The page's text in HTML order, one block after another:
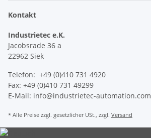
Kontakt
Industrietec e.K.
Jacobsrade 36 a
22962 Siek
Telefon: +49 (0)410 731 4920
Fax: +49 (0)410 731 49299
E-Mail: info@industrietec-automation.com
* Alle Preise zzgl. gesetzlicher USt., zzgl. Versand